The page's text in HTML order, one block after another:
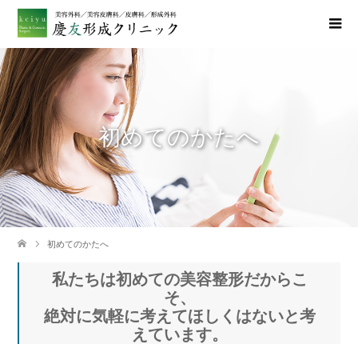
初めてのかたへ
初めてのかたへ
私たちは初めての美容整形だからこ
そ、
絶対に気軽に考えてほしくはないと考
えています。